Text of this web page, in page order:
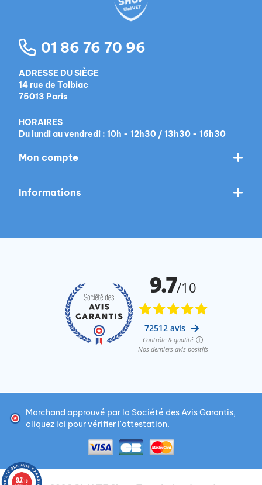
01 86 76 70 96
ADRESSE DU SIÈGE
14 rue de Tolbiac
75013 Paris
HORAIRES
Du lundi au vendredi : 10h - 12h30 / 13h30 - 16h30
Mon compte
Informations
Marchand approuvé par la Société des Avis Garantis,
cliquez ici pour vérifier l'attestation.
9.7/10